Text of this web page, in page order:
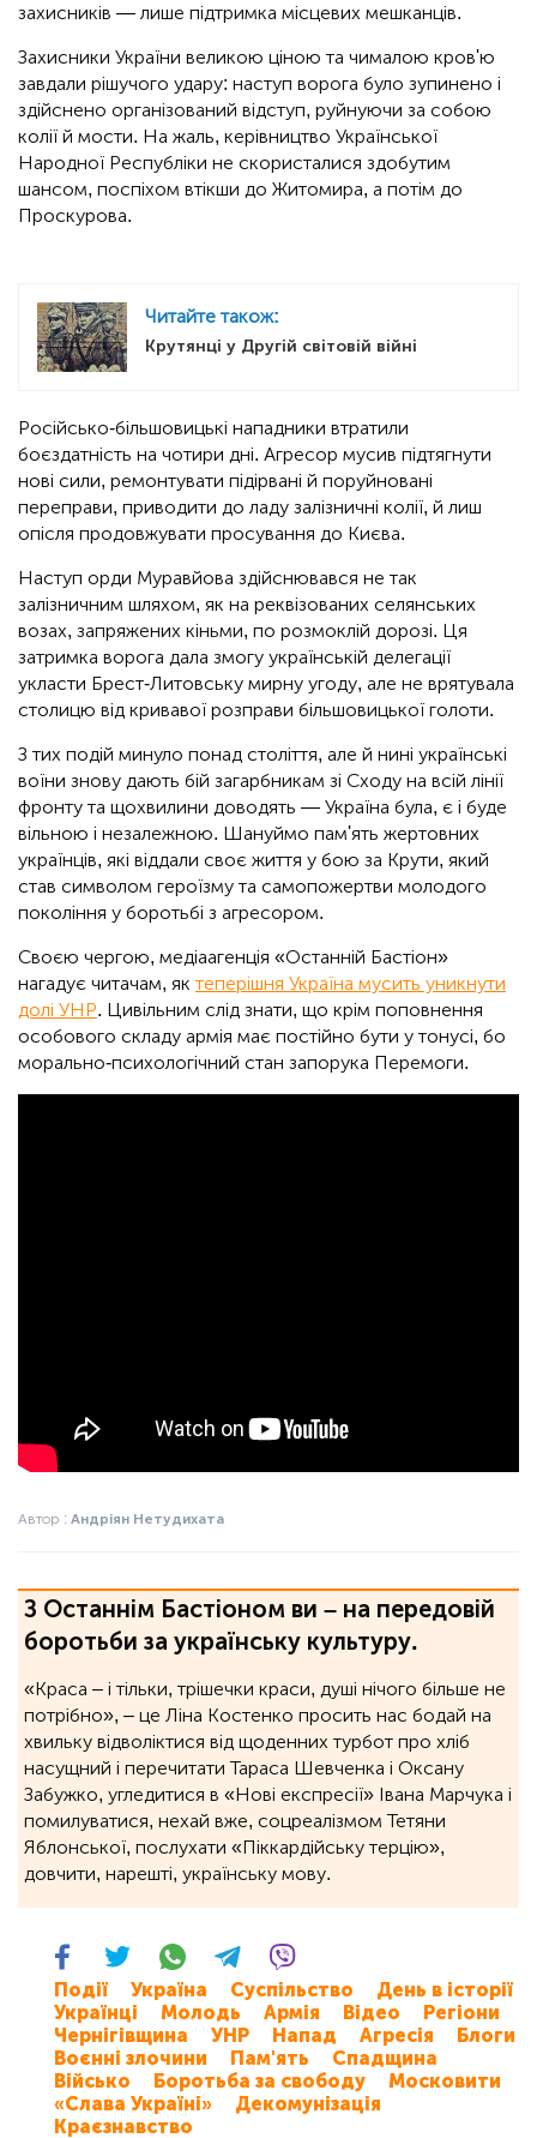
захисників — лише підтримка місцевих мешканців.
Захисники України великою ціною та чималою кров'ю
завдали рішучого удару: наступ ворога було зупинено і
здійснено організований відступ, руйнуючи за собою
колії й мости. На жаль, керівництво Української
Народної Республіки не скористалися здобутим
шансом, поспіхом втікши до Житомира, а потім до
Проскурова.
Читайте також:
Крутянці у Другій світовій війні
Російсько-більшовицькі нападники втратили
боєздатність на чотири дні. Агресор мусив підтягнути
нові сили, ремонтувати підірвані й поруйновані
переправи, приводити до ладу залізничні колії, й лиш
опісля продовжувати просування до Києва.
Наступ орди Муравйова здійснювався не так
залізничним шляхом, як на реквізованих селянських
возах, запряжених кіньми, по розмоклій дорозі. Ця
затримка ворога дала змогу українській делегації
укласти Брест-Литовську мирну угоду, але не врятувала
столицю від кривавої розправи більшовицької голоти.
З тих подій минуло понад століття, але й нині українські
воїни знову дають бій загарбникам зі Сходу на всій лінії
фронту та щохвилини доводять — Україна була, є і буде
вільною і незалежною. Шануймо пам'ять жертовних
українців, які віддали своє життя у бою за Крути, який
став символом героїзму та самопожертви молодого
покоління у боротьбі з агресором.
Своєю чергою, медіаагенція «Останній Бастіон»
нагадує читачам, як теперішня Україна мусить уникнути
долі УНР. Цивільним слід знати, що крім поповнення
особового складу армія має постійно бути у тонусі, бо
морально-психологічний стан запорука Перемоги.
Автор : Андріян Нетудихата
З Останнім Бастіоном ви – на передовій
боротьби за українську культуру.
«Краса – і тільки, трішечки краси, душі нічого більше не
потрібно», ‒ це Ліна Костенко просить нас бодай на
хвильку відволіктися від щоденних турбот про хліб
насущний і перечитати Тараса Шевченка і Оксану
Забужко, угледитися в «Нові експресії» Івана Марчука і
помилуватися, нехай вже, соцреалізмом Тетяни
Яблонської, послухати «Піккардійську терцію»,
довчити, нарешті, українську мову.
Події Україна Суспільство
День в історії
Українці
Молодь Армія Відео
Регіони
Чернігівщина
УНР Напад Агресія
Блоги
Воєнні злочини
Пам'ять
Спадщина
Військо
Боротьба за свободу
Московити
«Слава Україні»
Декомунізація
Краєзнавство